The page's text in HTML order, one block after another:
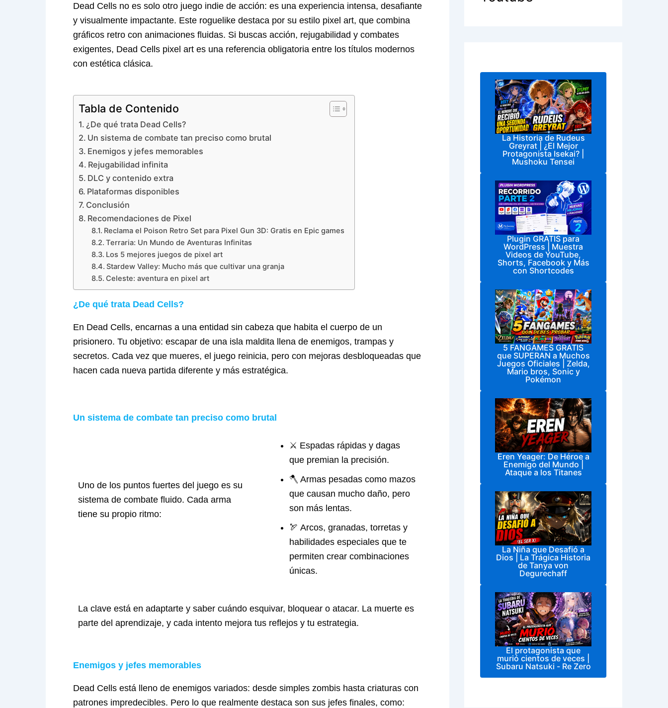
Dead Cells no es solo otro juego indie de acción: es una experiencia intensa, desafiante
y visualmente impactante. Este roguelike destaca por su estilo pixel art, que combina
gráficos retro con animaciones fluidas. Si buscas acción, rejugabilidad y combates
exigentes, Dead Cells pixel art es una referencia obligatoria entre los títulos modernos
con estética clásica.
Tabla de Contenido
¿De qué trata Dead Cells?
Un sistema de combate tan preciso como brutal
Enemigos y jefes memorables
Rejugabilidad infinita
DLC y contenido extra
Plataformas disponibles
Conclusión
Recomendaciones de Pixel
Reclama el Poison Retro Set para Pixel Gun 3D: Gratis en Epic games
Terraria: Un Mundo de Aventuras Infinitas
Los 5 mejores juegos de pixel art
Stardew Valley: Mucho más que cultivar una granja
Celeste: aventura en pixel art
¿De qué trata Dead Cells?
En Dead Cells, encarnas a una entidad sin cabeza que habita el cuerpo de un
prisionero. Tu objetivo: escapar de una isla maldita llena de enemigos, trampas y
secretos. Cada vez que mueres, el juego reinicia, pero con mejoras desbloqueadas que
hacen cada nueva partida diferente y más estratégica.
Un sistema de combate tan preciso como brutal
Uno de los puntos fuertes del juego es su
sistema de combate fluido. Cada arma
tiene su propio ritmo:
⚔️ Espadas rápidas y dagas
que premian la precisión.
🪓 Armas pesadas como mazos
que causan mucho daño, pero
son más lentas.
🏹 Arcos, granadas, torretas y
habilidades especiales que te
permiten crear combinaciones
únicas.
La clave está en adaptarte y saber cuándo esquivar, bloquear o atacar. La muerte es
parte del aprendizaje, y cada intento mejora tus reflejos y tu estrategia.
Enemigos y jefes memorables
Dead Cells está lleno de enemigos variados: desde simples zombis hasta criaturas con
patrones impredecibles. Pero lo que realmente destaca son sus jefes finales, como:
La Historia de Rudeus
Greyrat | ¿El Mejor
Protagonista Isekai? |
Mushoku Tensei
Plugin GRATIS para
WordPress | Muestra
Videos de YouTube,
Shorts, Facebook y Más
con Shortcodes
5 FANGAMES GRATIS
que SUPERAN a Muchos
Juegos Oficiales | Zelda,
Mario bros, Sonic y
Pokémon
Eren Yeager: De Héroe a
Enemigo del Mundo |
Ataque a los Titanes
La Niña que Desafió a
Dios | La Trágica Historia
de Tanya von
Degurechaff
El protagonista que
murió cientos de veces |
Subaru Natsuki - Re Zero